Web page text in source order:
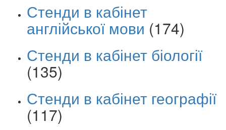
Стенди в кабінет
англійської мови (174)
Стенди в кабінет біології
(135)
Стенди в кабінет географії
(117)